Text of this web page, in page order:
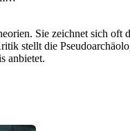
Sie zeichnet sich oft
stellt die
anbietet.